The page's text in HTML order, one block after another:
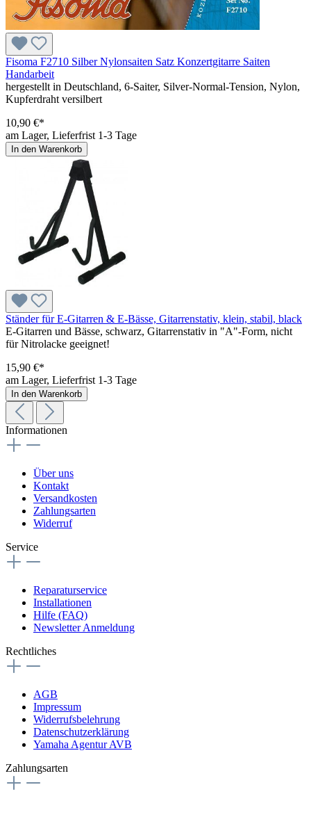
Fisoma F2710 Silber Nylonsaiten Satz Konzertgitarre Saiten
Handarbeit
hergestellt in Deutschland, 6-Saiter, Silver-Normal-Tension, Nylon,
Kupferdraht versilbert
10,90 €*
am Lager, Lieferfrist 1-3 Tage
In den Warenkorb
Ständer für E-Gitarren & E-Bässe, Gitarrenstativ, klein, stabil, black
E-Gitarren und Bässe, schwarz, Gitarrenstativ in "A"-Form, nicht
für Nitrolacke geeignet!
15,90 €*
am Lager, Lieferfrist 1-3 Tage
In den Warenkorb
Informationen
Über uns
Kontakt
Versandkosten
Zahlungsarten
Widerruf
Service
Reparaturservice
Installationen
Hilfe (FAQ)
Newsletter Anmeldung
Rechtliches
AGB
Impressum
Widerrufsbelehrung
Datenschutzerklärung
Yamaha Agentur AVB
Zahlungsarten